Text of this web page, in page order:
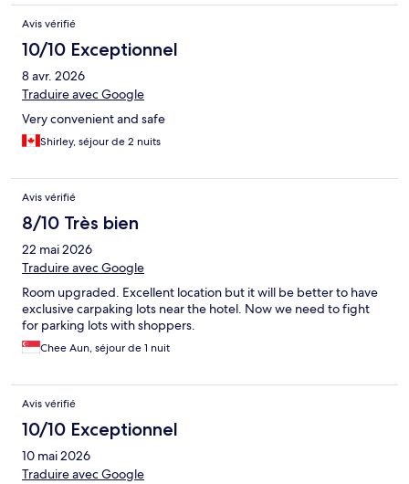
Avis vérifié
10/10 Exceptionnel
8 avr. 2026
Traduire avec Google
Very convenient and safe
Shirley, séjour de 2 nuits
Avis vérifié
8/10 Très bien
22 mai 2026
Traduire avec Google
Room upgraded. Excellent location but it will be better to have
exclusive carpaking lots near the hotel. Now we need to fight
for parking lots with shoppers.
Chee Aun, séjour de 1 nuit
Avis vérifié
10/10 Exceptionnel
10 mai 2026
Traduire avec Google